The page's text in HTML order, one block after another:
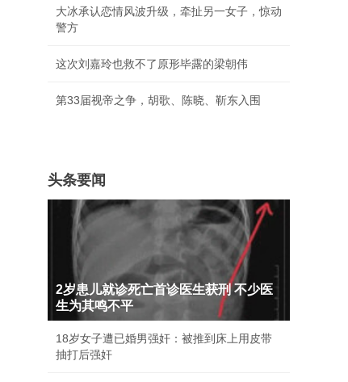
大冰承认恋情风波升级，牵扯另一女子，惊动
警方
这次刘嘉玲也救不了原形毕露的梁朝伟
第33届视帝之争，胡歌、陈晓、靳东入围
头条要闻
2岁患儿就诊死亡首诊医生获刑 不少医
生为其鸣不平
18岁女子遭已婚男强奸：被推到床上用皮带
抽打后强奸